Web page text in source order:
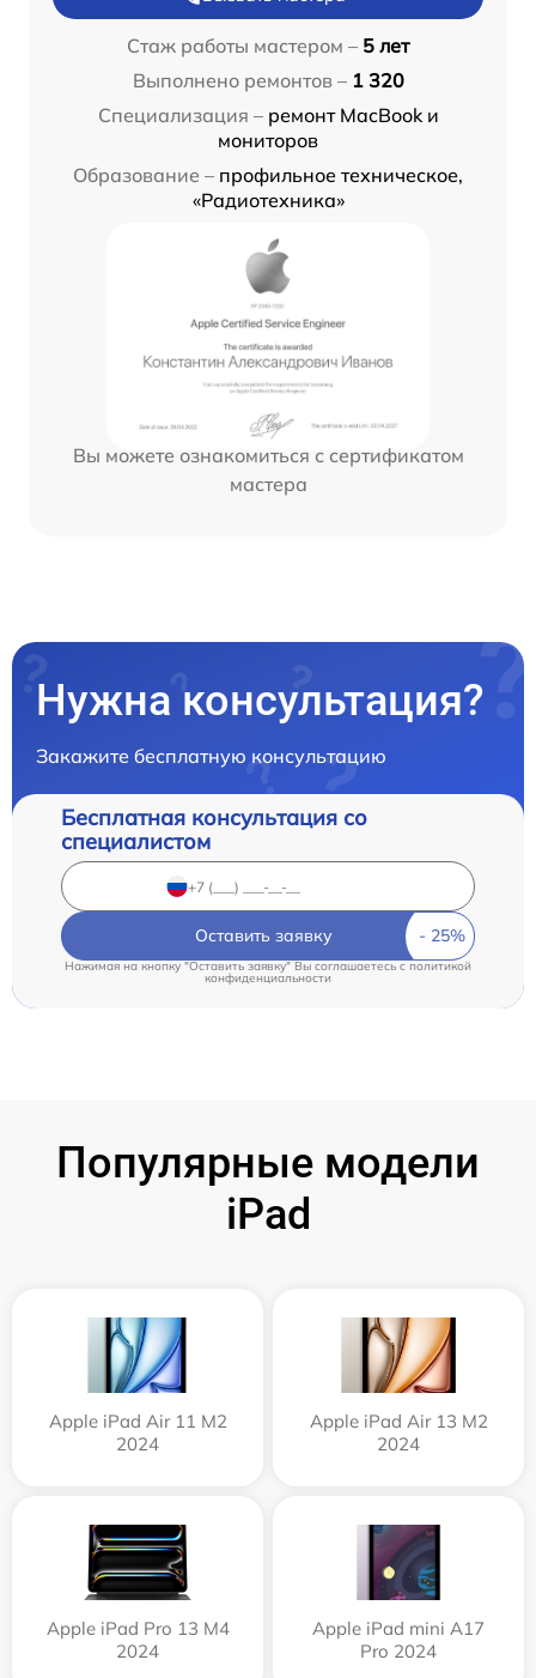
Стаж работы мастером – 5 лет
Выполнено ремонтов – 1 320
Специализация – ремонт MacBook и
мониторов
Образование – профильное техническое,
«Радиотехника»
Вы можете ознакомиться с сертификатом
мастера
Нужна консультация?
Закажите бесплатную консультацию
Бесплатная консультация со
специалистом
Оставить заявку
Нажимая на кнопку "Оставить заявку" Вы соглашаетесь c политикой
конфиденциальности
Популярные модели
iPad
Apple iPad Air 11 M2
2024
Apple iPad Air 13 M2
2024
Apple iPad Pro 13 M4
2024
Apple iPad mini A17
Pro 2024